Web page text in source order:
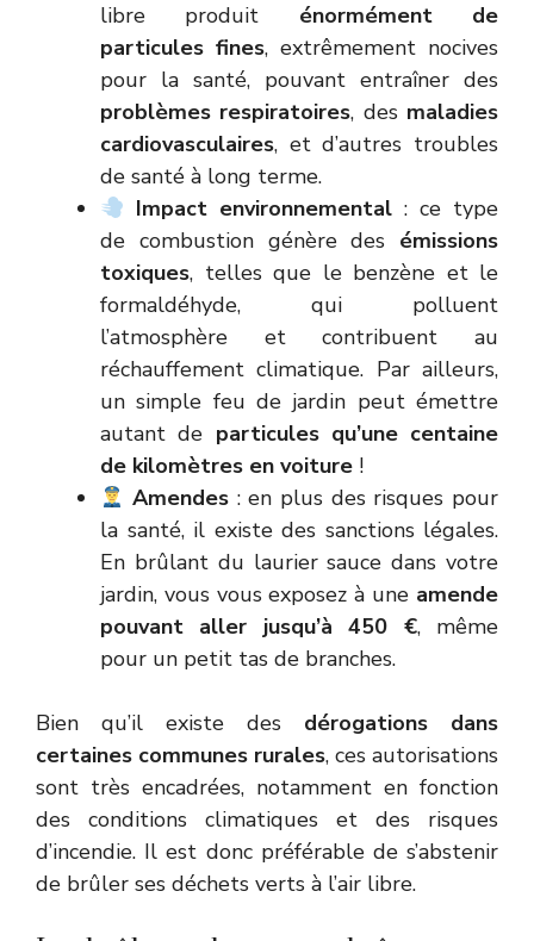
libre produit énormément de
particules fines, extrêmement nocives
pour la santé, pouvant entraîner des
problèmes respiratoires, des maladies
cardiovasculaires, et d’autres troubles
de santé à long terme.
Impact environnemental : ce type
de combustion génère des émissions
toxiques, telles que le benzène et le
formaldéhyde, qui polluent
l’atmosphère et contribuent au
réchauffement climatique. Par ailleurs,
un simple feu de jardin peut émettre
autant de particules qu’une centaine
de kilomètres en voiture !
Amendes : en plus des risques pour
la santé, il existe des sanctions légales.
En brûlant du laurier sauce dans votre
jardin, vous vous exposez à une amende
pouvant aller jusqu’à 450 €, même
pour un petit tas de branches.
Bien qu’il existe des dérogations dans
certaines communes rurales, ces autorisations
sont très encadrées, notamment en fonction
des conditions climatiques et des risques
d’incendie. Il est donc préférable de s’abstenir
de brûler ses déchets verts à l’air libre.